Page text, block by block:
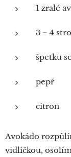
1 zralé
3 − 4
špetku
pepř
citron
Avokádo
vidličkou,